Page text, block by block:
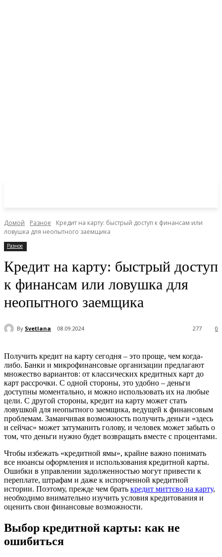
Домой Разное
Кредит на карту: быстрый доступ к финансам или
ловушка для неопытного заемщика
Разное
Кредит на карту: быстрый доступ
к финансам или ловушка для
неопытного заемщика
By Svetlana 08.09.2024 0
277
Получить кредит на карту сегодня – это проще, чем когда-
либо. Банки и микрофинансовые организации предлагают
множество вариантов: от классических кредитных карт до
карт рассрочки. С одной стороны, это удобно – деньги
доступны моментально, и можно использовать их на любые
цели. С другой стороны, кредит на карту может стать
ловушкой для неопытного заемщика, ведущей к финансовым
проблемам. Заманчивая возможность получить деньги «здесь
и сейчас» может затуманить голову, и человек может забыть о
том, что деньги нужно будет возвращать вместе с процентами.
Чтобы избежать «кредитной ямы», крайне важно понимать
все нюансы оформления и использования кредитной карты.
Ошибки в управлении задолженностью могут привести к
переплате, штрафам и даже к испорченной кредитной
истории. Поэтому, прежде чем брать кредит миттєво на карту,
необходимо внимательно изучить условия кредитования и
оценить свои финансовые возможности.
Выбор кредитной карты: как не
ошибиться